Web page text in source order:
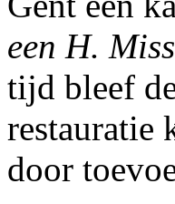
een H.
tijd bleef
restauratie
door